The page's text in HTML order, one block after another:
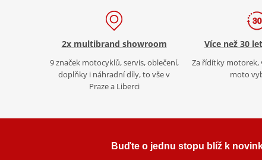
2x multibrand showroom
9 značek motocyklů, servis, oblečení,
doplňky i náhradní díly, to vše v
Praze a Liberci
Více než 30
Za řídítky motorek,
moto
Buďte o jednu stopu blíž k